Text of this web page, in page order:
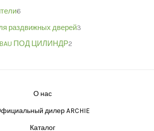
6
раздвижных дверей3
ПОД ЦИЛИНДР2
О нас
дилер ARCHIE
Каталог